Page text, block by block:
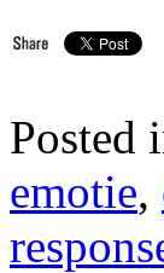
Posted
emotie,